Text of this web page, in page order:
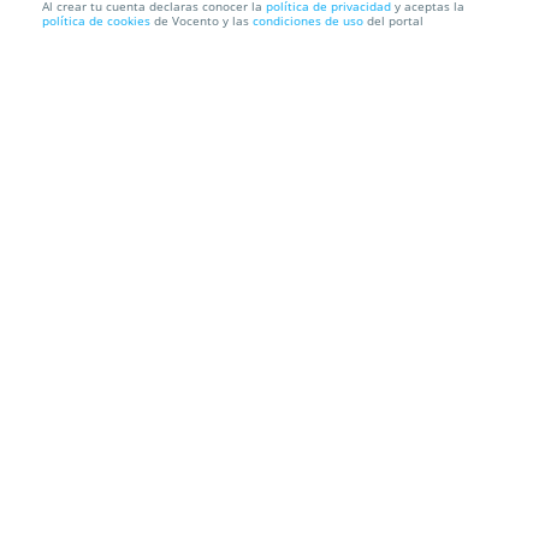
Lifting + Tinte de pestañas a mitad de precio
Al crear tu cuenta declaras conocer la política de privacidad y aceptas la
política de cookies de Vocento y las condiciones de uso del portal